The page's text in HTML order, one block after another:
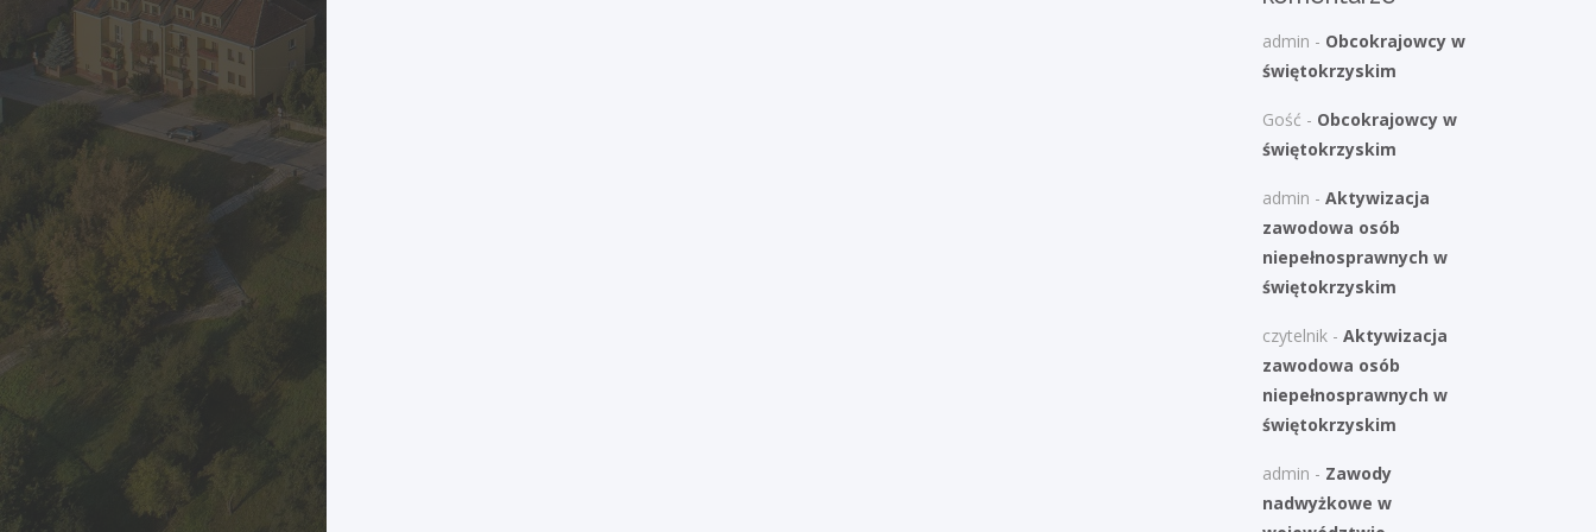
admin - Obcokrajowcy w
świętokrzyskim
Gość - Obcokrajowcy w
świętokrzyskim
admin - Aktywizacja
zawodowa osób
niepełnosprawnych w
świętokrzyskim
czytelnik- Aktywizacja
zawodowa osób
niepełnosprawnych w
świętokrzyskim
admin - Zawody
nadwyżkowe w